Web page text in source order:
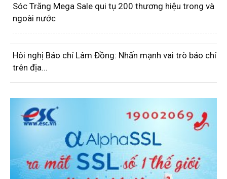
Sóc Trăng Mega Sale qui tụ 200 thương hiệu trong và
ngoài nước
Hôi nghị Báo chí Lâm Đồng: Nhấn mạnh vai trò báo chí
trên địa...